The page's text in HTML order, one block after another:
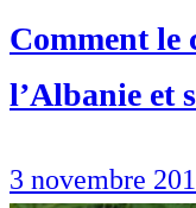
Comment le
l’Albanie et
3 novembre